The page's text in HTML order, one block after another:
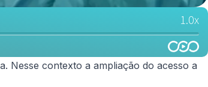
Nesse contexto a ampliação do acesso a